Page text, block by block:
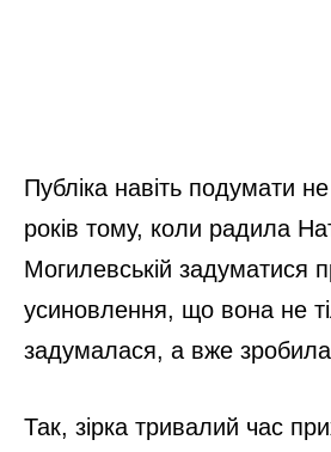
Публіка навіть подумати
років тому, коли радила
Могилевській задуматися
усиновлення, що вона не
задумалася, а вже
Так, зірка тривалий час